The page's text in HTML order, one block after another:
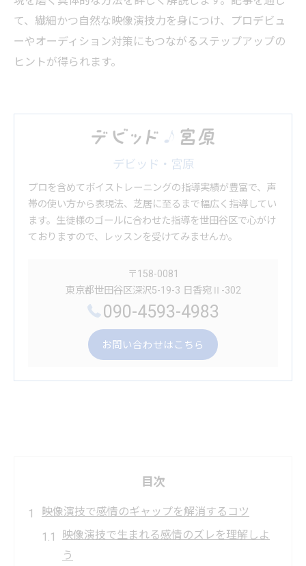
て、繊細かつ自然な映像演技力を身につけ、プロデビュ
ーやオーディション対策にもつながるステップアップの
ヒントが得られます。
デビッド・宮原
プロを含めてボイストレーニングの指導実績が豊富で、声
帯の使い方から表現法、芝居に至るまで幅広く指導してい
ます。生徒様のゴールに合わせた指導を世田谷区で心がけ
ておりますので、レッスンを受けてみませんか。
〒158-0081
東京都世田谷区深沢5-19-3 日香宛Ⅱ-302
090-4593-4983
お問い合わせはこちら
目次
映像演技で感情のギャップを解消するコツ
映像演技で生まれる感情のズレを理解しよ
う